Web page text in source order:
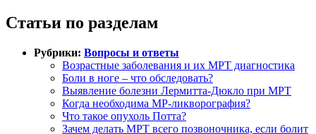
Статьи по разделам
Рубрики: Вопросы и ответы
Возрастные заболевания и их МРТ диагностика
Боли в ноге – что обследовать?
Выявление болезни Лермитта-Дюкло при МРТ
Когда необходима МР-ликворография?
Что такое опухоль Потта?
Зачем делать МРТ всего позвоночника, если болит